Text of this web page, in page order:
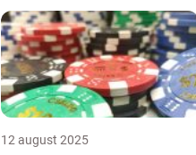
12 august 2025